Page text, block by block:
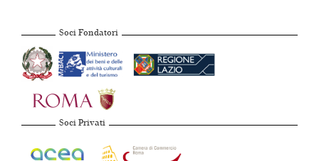
Soci Fondatori
Soci Privati